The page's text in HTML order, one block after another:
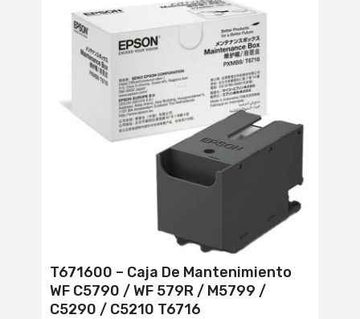
T671600 – Caja De Mantenimiento
WF C5790 / WF 579R / M5799 /
C5290 / C5210 T6716